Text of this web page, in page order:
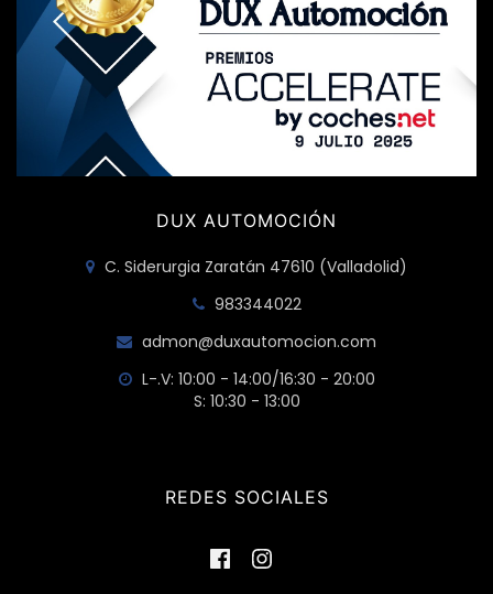
DUX AUTOMOCIÓN
C. Siderurgia Zaratán 47610 (Valladolid)
983344022
admon@duxautomocion.com
L-.V: 10:00 - 14:00/16:30 - 20:00
S: 10:30 - 13:00
REDES SOCIALES